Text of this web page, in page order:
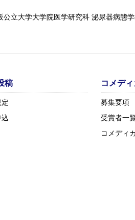
立大学大学院医学研究科 泌尿器病態
稿 コメデ
募集要項
受賞者一
コメディ